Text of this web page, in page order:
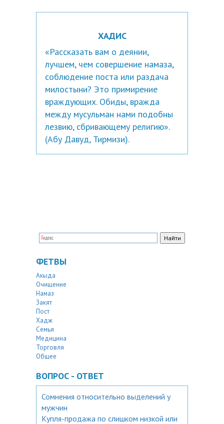
ХАДИС
«Рассказать вам о деянии,
лучшем, чем совершение намаза,
соблюдение поста или раздача
милостыни? Это примирение
враждующих. Обиды, вражда
между мусульман нами подобны
лезвию, сбривающему религию».
(Абу Давуд, Тирмизи).
ФЕТВЫ
Акыда
Очищение
Намаз
Закят
Пост
Хадж
Семья
Медицина
Торговля
Общее
ВОПРОС - ОТВЕТ
Сомнения относительно выделений у
мужчин
Купля-продажа по слишком низкой или